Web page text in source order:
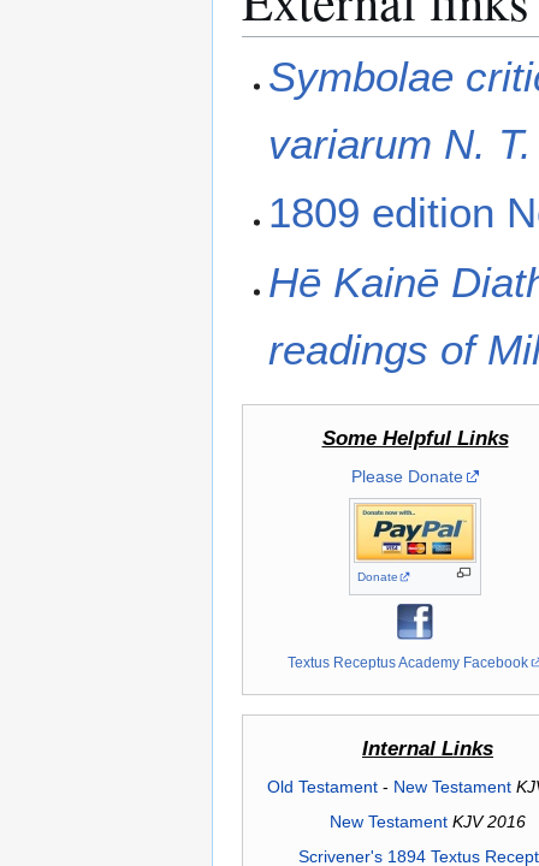
Symbolae
variarum N.
1809 edition
Hē Kainē
readings of
Some Helpful Links
Please Donate
Donate
Textus Receptus Academy Facebook
Internal Links
Old Testament- New Testament
New Testament KJV 2016
Scrivener's 1894 Textus